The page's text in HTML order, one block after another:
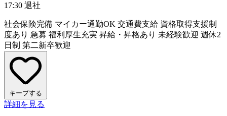
17:30 退社
社会保険完備 マイカー通勤OK 交通費支給 資格取得支援制
度あり 急募 福利厚生充実 昇給・昇格あり 未経験歓迎 週休2
日制 第二新卒歓迎
キープする
詳細を見る